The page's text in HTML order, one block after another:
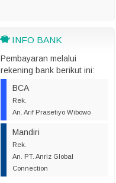
INFO BANK
Pembayaran melalui
rekening bank berikut ini:
BCA
Rek.
An. Arif Prasetiyo Wibowo
Mandiri
Rek.
An. PT. Anriz Global
Connection